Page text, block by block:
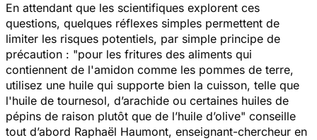
En attendant que les scientifiques explorent ces
questions, quelques réflexes simples permettent de
limiter les risques potentiels, par simple principe de
précaution : "pour les fritures des aliments qui
contiennent de l'amidon comme les pommes de terre,
utilisez une huile qui supporte bien la cuisson, telle que
l'huile de tournesol, d’arachide ou certaines huiles de
pépins de raison plutôt que de l’huile d’olive" conseille
tout d’abord Raphaël Haumont, enseignant-chercheur en